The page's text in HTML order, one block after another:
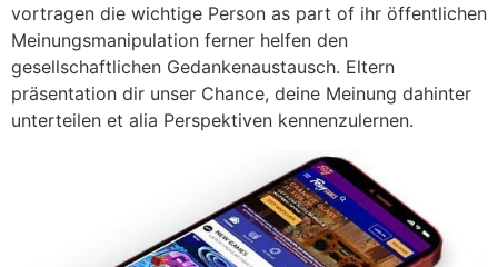
vortragen die wichtige Person as part of ihr öffentlichen
Meinungsmanipulation ferner helfen den
gesellschaftlichen Gedankenaustausch. Eltern
präsentation dir unser Chance, deine Meinung dahinter
unterteilen et alia Perspektiven kennenzulernen.